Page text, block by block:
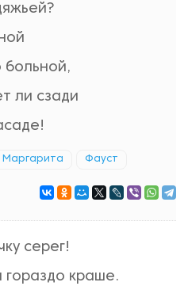
больной,
ли сзади
Маргарита Фауст
серег!
гораздо краше.